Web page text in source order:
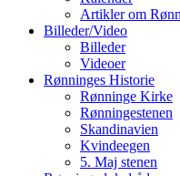
Artikler om
Billeder/Video
Billeder
Videoer
Rønninges Historie
Rønninge Kirke
Rønningestenen
Skandinavien
Kvindeegen
5. Maj stenen